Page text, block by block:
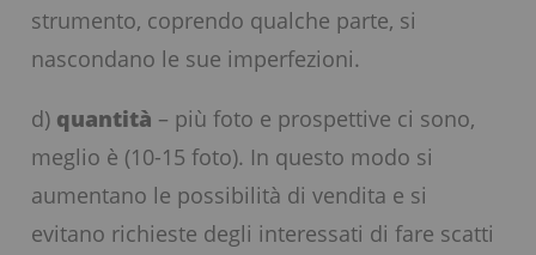
strumento, coprendo qualche parte, si
nascondano le sue imperfezioni.
d) quantità – più foto e prospettive ci sono,
meglio è (10-15 foto). In questo modo si
aumentano le possibilità di vendita e si
evitano richieste degli interessati di fare scatti